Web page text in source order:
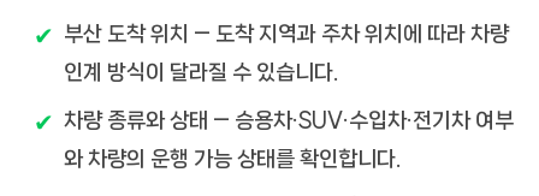
부산 도착 위치 — 도착 지역과 주차 위치에 따라 차량
인계 방식이 달라질 수 있습니다.
차량 종류와 상태 — 승용차·SUV·수입차·전기차 여부
와 차량의 운행 가능 상태를 확인합니다.